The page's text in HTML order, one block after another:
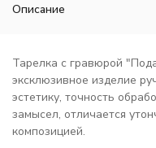
Описание
Тарелка с гравюрой
эксклюзивное изделие
эстетику, точность
замысел, отличается
композицией.